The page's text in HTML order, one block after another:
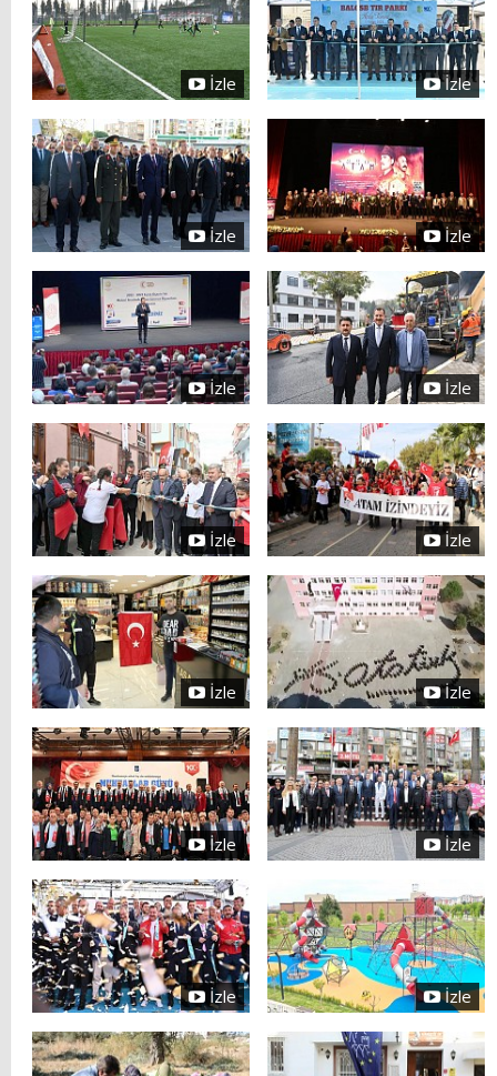
İzle İzle
İzle İzle
İzle İzle
İzle İzle
İzle İzle
İzle İzle
İzle İzle